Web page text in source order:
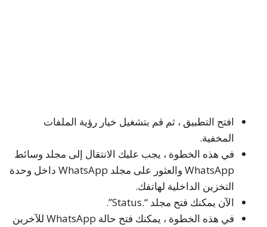
افتح التطبيق ، ثم قم بتشغيل خيار رؤية الملفات
المخفية.
في هذه الخطوة ، يجب عليك الانتقال إلى مجلد وسائط
WhatsApp والعثور على مجلد WhatsApp داخل وحدة
التخزين الداخلية لهاتفك.
الآن يمكنك فتح مجلد “.Status”.
في هذه الخطوة ، يمكنك فتح حالة WhatsApp للآخرين